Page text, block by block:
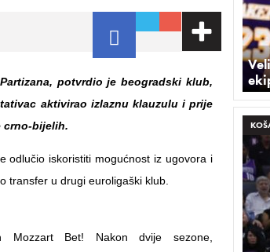
potvrdio je beogradski klub,
aktivirao izlaznu klauzulu i prije
crno-bijelih.
odlučio iskoristiti mogućnost iz ugovora i
transfer u drugi euroligaški klub.
Mozzart Bet! Nakon dvije sezone,